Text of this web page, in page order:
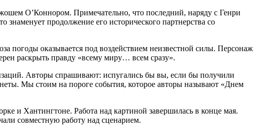
О’Коннором. Примечательно, что последний, наряду с Генри
продолжение его исторического партнерства со
погоды оказывается под воздействием неизвестной силы. Персонаж
раскрыть правду «всему миру… всем сразу».
Авторы спрашивают: испугались бы вы, если бы получили
Мы стоим на пороге события, которое авторы называют «Днем
и Хантингтоне. Работа над картиной завершилась в конце мая.
совместную работу над сценарием.